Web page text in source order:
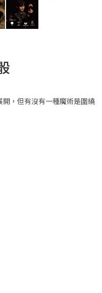
，但有沒有一種魔術是圍繞